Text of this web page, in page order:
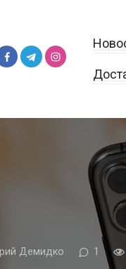
Демидко 1